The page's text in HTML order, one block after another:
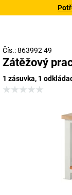
Čís.: 863992 49
Zátěžový
1 zásuvka, 1